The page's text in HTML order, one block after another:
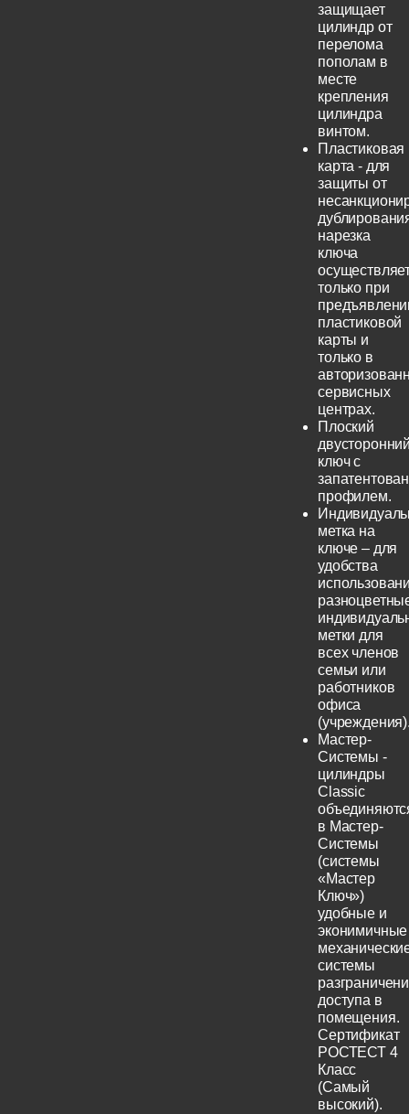
защищает
цилиндр от
перелома
пополам в
месте
крепления
цилиндра
винтом.
Пластиковая
карта - для
защиты от
нарезка
ключа
только при
пластиковой
карты и
только в
сервисных
центрах.
Плоский
ключ с
профилем.
метка на
ключе – для
удобства
метки для
всех членов
семьи или
работников
офиса
Мастер-
Системы -
цилиндры
Classic
в Мастер-
Системы
(системы
«Мастер
Ключ»)
удобные и
эконимичные
системы
доступа в
помещения.
Сертификат
РОСТЕСТ 4
Класс
(Самый
высокий).